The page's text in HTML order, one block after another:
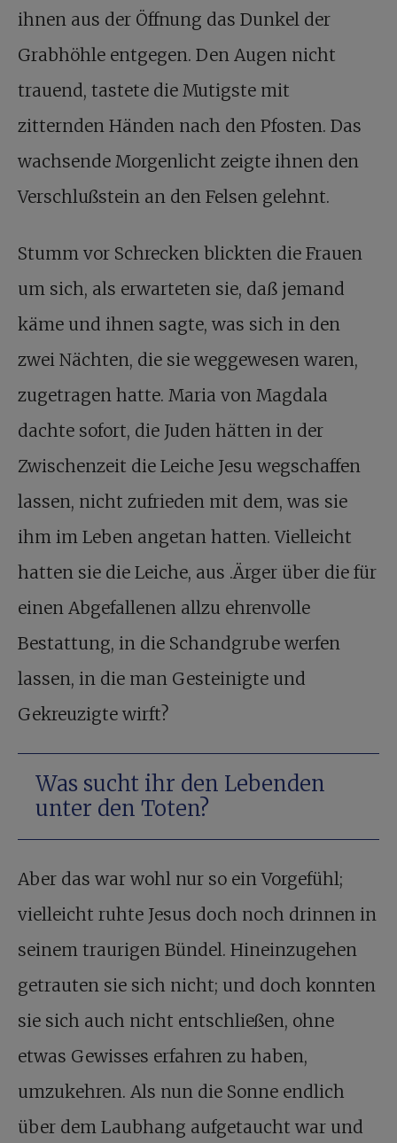
ihnen aus der Öffnung das Dunkel der
Grabhöhle entgegen. Den Augen nicht
trauend, tastete die Mutigste mit
zitternden Händen nach den Pfosten. Das
wachsende Morgenlicht zeigte ihnen den
Verschlußstein an den Felsen gelehnt.
Stumm vor Schrecken blickten die Frauen
um sich, als erwarteten sie, daß jemand
käme und ihnen sagte, was sich in den
zwei Nächten, die sie weggewesen waren,
zugetragen hatte. Maria von Magdala
dachte sofort, die Juden hätten in der
Zwischenzeit die Leiche Jesu wegschaffen
lassen, nicht zufrieden mit dem, was sie
ihm im Leben angetan hatten. Vielleicht
hatten sie die Leiche, aus .Ärger über die für
einen Abgefallenen allzu ehrenvolle
Bestattung, in die Schandgrube werfen
lassen, in die man Gesteinigte und
Gekreuzigte wirft?
Was sucht ihr den Lebenden
unter den Toten?
Aber das war wohl nur so ein Vorgefühl;
vielleicht ruhte Jesus doch noch drinnen in
seinem traurigen Bündel. Hineinzugehen
getrauten sie sich nicht; und doch konnten
sie sich auch nicht entschließen, ohne
etwas Gewisses erfahren zu haben,
umzukehren. Als nun die Sonne endlich
über dem Laubhang aufgetaucht war und